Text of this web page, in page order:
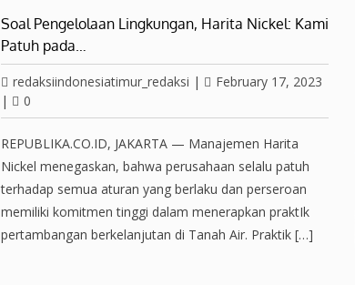
Soal Pengelolaan Lingkungan, Harita Nickel: Kami
Patuh pada…
redaksiindonesiatimur_redaksi |
February 17, 2023
|
0
REPUBLIKA.CO.ID, JAKARTA — Manajemen Harita
Nickel menegaskan, bahwa perusahaan selalu patuh
terhadap semua aturan yang berlaku dan perseroan
memiliki komitmen tinggi dalam menerapkan praktIk
pertambangan berkelanjutan di Tanah Air. Praktik […]